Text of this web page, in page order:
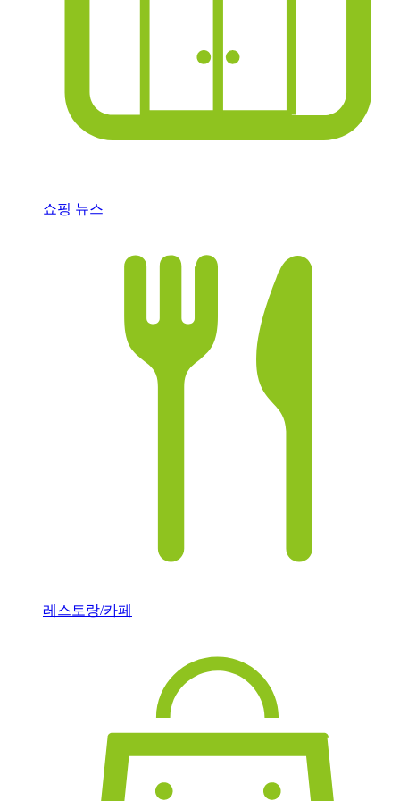
쇼핑 뉴스
레스토랑/카페